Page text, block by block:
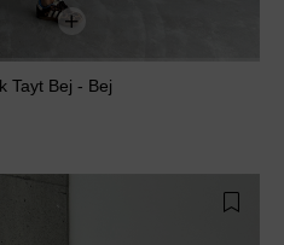
Tayt Bej - Bej